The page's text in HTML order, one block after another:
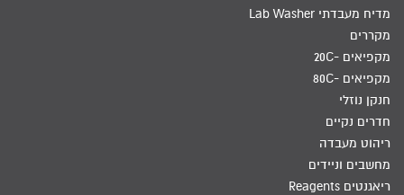
מדיח מעבדתי Lab Washer
מקררים
מקפיאים -20C
מקפיאים -80C
חנקן נוזלי
חדרים נקיים
ריהוט מעבדה
מחשבים וניידים
ריאגנטים Reagents